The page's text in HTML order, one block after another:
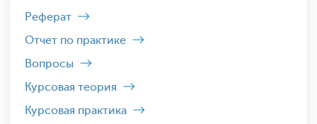
Реферат
Отчет по практике
Вопросы
Курсовая теория
Курсовая практика